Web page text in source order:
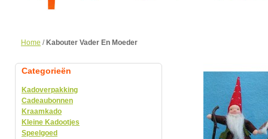
Home / Kabouter Vader En Moeder
Categorieën
Kadoverpakking
Cadeaubonnen
Kraamkado
Kleine Kadootjes
Speelgoed